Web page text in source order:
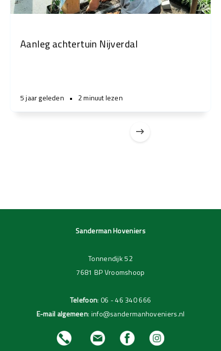
Aanleg achtertuin Nijverdal
5 jaar geleden • 2 minuut lezen
Sanderman Hoveniers
Tonnendijk 52
7681 BP Vroomshoop
Telefoon: 06 - 46 340 666
E-mail algemeen: info@sandermanhoveniers.nl